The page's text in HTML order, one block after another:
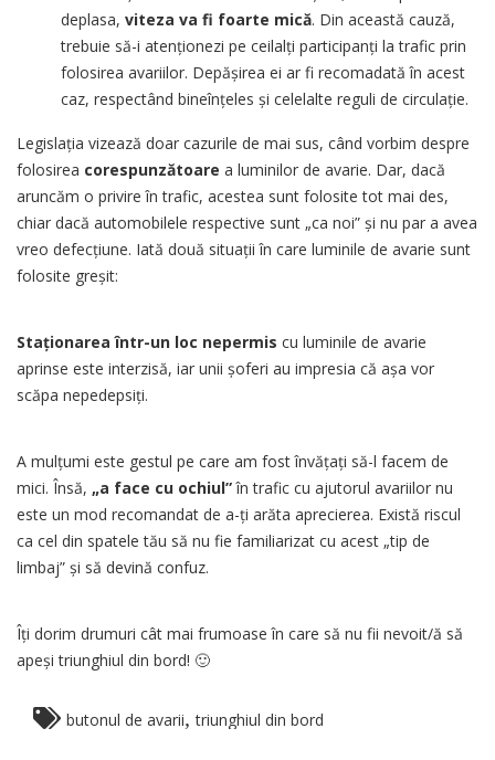
deplasa, viteza va fi foarte mică. Din această cauză,
trebuie să-i atenționezi pe ceilalți participanți la trafic prin
folosirea avariilor. Depășirea ei ar fi recomadată în acest
caz, respectând bineînțeles și celelalte reguli de circulație.
Legislația vizează doar cazurile de mai sus, când vorbim despre
folosirea corespunzătoare a luminilor de avarie. Dar, dacă
aruncăm o privire în trafic, acestea sunt folosite tot mai des,
chiar dacă automobilele respective sunt „ca noi” și nu par a avea
vreo defecțiune. Iată două situații în care luminile de avarie sunt
folosite greșit:
Staționarea într-un loc nepermis cu luminile de avarie
aprinse este interzisă, iar unii șoferi au impresia că așa vor
scăpa nepedepsiți.
A mulțumi este gestul pe care am fost învățați să-l facem de
mici. Însă, „a face cu ochiul”în trafic cu ajutorul avariilor nu
este un mod recomandat de a-ți arăta aprecierea. Există riscul
ca cel din spatele tău să nu fie familiarizat cu acest „tip de
limbaj” și să devină confuz.
Îți dorim drumuri cât mai frumoase în care să nu fii nevoit/ă să
apeși triunghiul din bord! 🙂
butonul de avarii ,triunghiul din bord